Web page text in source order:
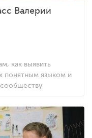
Валерии
как выявить
понятным языком и